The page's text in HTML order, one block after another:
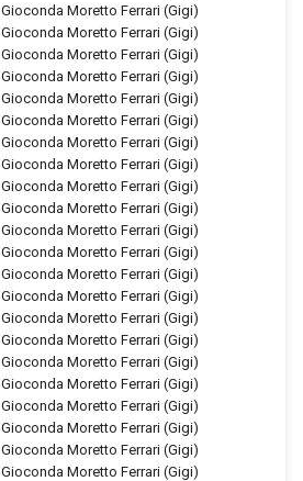
Gioconda Moretto Ferrari (Gigi)
Gioconda Moretto Ferrari (Gigi)
Gioconda Moretto Ferrari (Gigi)
Gioconda Moretto Ferrari (Gigi)
Gioconda Moretto Ferrari (Gigi)
Gioconda Moretto Ferrari (Gigi)
Gioconda Moretto Ferrari (Gigi)
Gioconda Moretto Ferrari (Gigi)
Gioconda Moretto Ferrari (Gigi)
Gioconda Moretto Ferrari (Gigi)
Gioconda Moretto Ferrari (Gigi)
Gioconda Moretto Ferrari (Gigi)
Gioconda Moretto Ferrari (Gigi)
Gioconda Moretto Ferrari (Gigi)
Gioconda Moretto Ferrari (Gigi)
Gioconda Moretto Ferrari (Gigi)
Gioconda Moretto Ferrari (Gigi)
Gioconda Moretto Ferrari (Gigi)
Gioconda Moretto Ferrari (Gigi)
Gioconda Moretto Ferrari (Gigi)
Gioconda Moretto Ferrari (Gigi)
Gioconda Moretto Ferrari (Gigi)